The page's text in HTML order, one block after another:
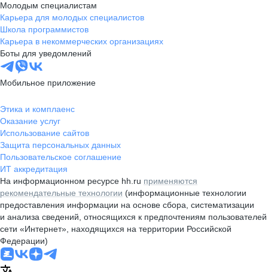
Молодым специалистам
Карьера для молодых специалистов
Школа программистов
Карьера в некоммерческих организациях
Боты для уведомлений
Мобильное приложение
Этика и комплаенс
Оказание услуг
Использование сайтов
Защита персональных данных
Пользовательское соглашение
ИТ аккредитация
На информационном ресурсе hh.ru применяются
рекомендательные технологии (информационные технологии
предоставления информации на основе сбора, систематизации
и анализа сведений, относящихся к предпочтениям пользователей
сети «Интернет», находящихся на территории Российской
Федерации)